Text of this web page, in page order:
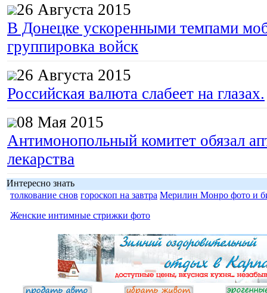
26 Августа 2015
В Донецке ускоренными темпами
группировка войск
26 Августа 2015
Российская валюта слабеет на глазах.
08 Мая 2015
Антимонопольный комитет обязал
лекарства
Интересно знать
толкование снов гороскоп на завтра Мерилин Монро фото и
Женские интимные стрижки фото